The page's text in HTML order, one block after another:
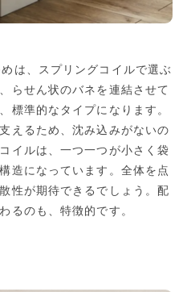
は、スプリングコイルで選ぶ
らせん状のバネを連結させて
標準的なタイプになります。
えるため、沈み込みがないの
イルは、一つ一つが小さく袋
造になっています。全体を点
性が期待できるでしょう。配
るのも、特徴的です。